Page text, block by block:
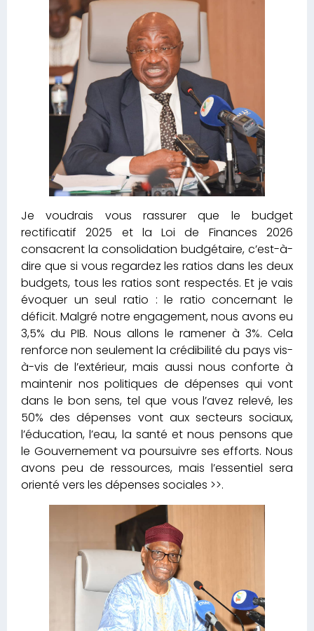
Je voudrais vous rassurer que le budget
rectificatif 2025 et la Loi de Finances 2026
consacrent la consolidation budgétaire, c’est-à-
dire que si vous regardez les ratios dans les deux
budgets, tous les ratios sont respectés. Et je vais
évoquer un seul ratio : le ratio concernant le
déficit. Malgré notre engagement, nous avons eu
3,5% du PIB. Nous allons le ramener à 3%. Cela
renforce non seulement la crédibilité du pays vis-
à-vis de l’extérieur, mais aussi nous conforte à
maintenir nos politiques de dépenses qui vont
dans le bon sens, tel que vous l’avez relevé, les
50% des dépenses vont aux secteurs sociaux,
l’éducation, l’eau, la santé et nous pensons que
le Gouvernement va poursuivre ses efforts. Nous
avons peu de ressources, mais l’essentiel sera
orienté vers les dépenses sociales >>.